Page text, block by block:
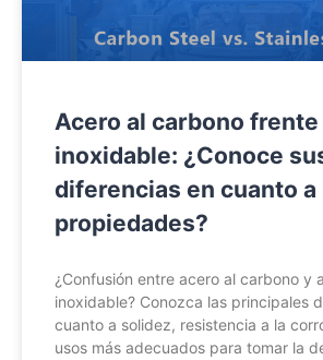
Acero al carbono frente
inoxidable: ¿Conoce
diferencias en cuanto a
propiedades?
¿Confusión entre acero al carbono y
inoxidable? Conozca las principales
cuanto a solidez, resistencia a la
usos más adecuados para tomar la